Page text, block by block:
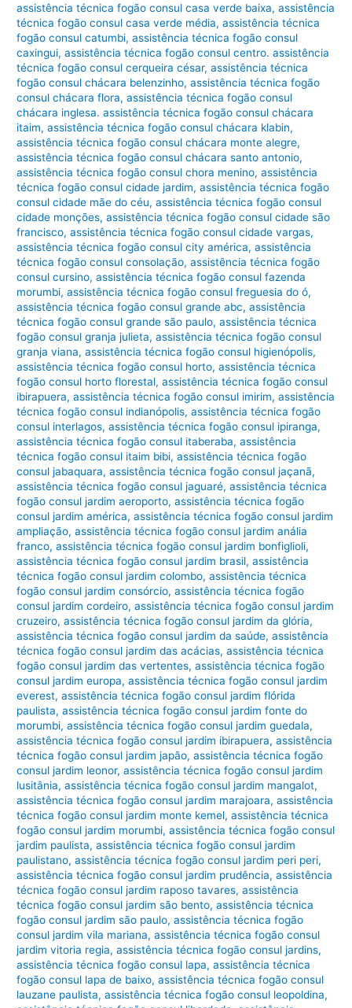
assistência técnica fogão consul casa verde baixa,assistência
técnica fogão consul casa verde média,assistência técnica
fogão consul catumbi,assistência técnica fogão consul
caxingui,assistência técnica fogão consul centro. assistência
técnica fogão consul cerqueira césar,assistência técnica
fogão consul chácara belenzinho,assistência técnica fogão
consul chácara flora,assistência técnica fogão consul
chácara inglesa. assistência técnica fogão consul chácara
itaim,assistência técnica fogão consul chácara klabin,
assistência técnica fogão consul chácara monte alegre,
assistência técnica fogão consul chácara santo antonio,
assistência técnica fogão consul chora menino,assistência
técnica fogão consul cidade jardim,assistência técnica fogão
consul cidade mãe do céu,assistência técnica fogão consul
cidade monções,assistência técnica fogão consul cidade são
francisco,assistência técnica fogão consul cidade vargas,
assistência técnica fogão consul city américa,assistência
técnica fogão consul consolação,assistência técnica fogão
consul cursino,assistência técnica fogão consul fazenda
morumbi,assistência técnica fogão consul freguesia do ó,
assistência técnica fogão consul grande abc,assistência
técnica fogão consul grande são paulo,assistência técnica
fogão consul granja julieta,assistência técnica fogão consul
granja viana,assistência técnica fogão consul higienópolis,
assistência técnica fogão consul horto,assistência técnica
fogão consul horto florestal,assistência técnica fogão consul
ibirapuera,assistência técnica fogão consul imirim,assistência
técnica fogão consul indianópolis,assistência técnica fogão
consul interlagos,assistência técnica fogão consul ipiranga,
assistência técnica fogão consul itaberaba,assistência
técnica fogão consul itaim bibi,assistência técnica fogão
consul jabaquara,assistência técnica fogão consul jaçanã,
assistência técnica fogão consul jaguaré,assistência técnica
fogão consul jardim aeroporto,assistência técnica fogão
consul jardim américa,assistência técnica fogão consul jardim
ampliação,assistência técnica fogão consul jardim anália
franco,assistência técnica fogão consul jardim bonfiglioli,
assistência técnica fogão consul jardim brasil,assistência
técnica fogão consul jardim colombo,assistência técnica
fogão consul jardim consórcio,assistência técnica fogão
consul jardim cordeiro,assistência técnica fogão consul jardim
cruzeiro,assistência técnica fogão consul jardim da glória,
assistência técnica fogão consul jardim da saúde,assistência
técnica fogão consul jardim das acácias,assistência técnica
fogão consul jardim das vertentes,assistência técnica fogão
consul jardim europa,assistência técnica fogão consul jardim
everest,assistência técnica fogão consul jardim flórida
paulista,assistência técnica fogão consul jardim fonte do
morumbi,assistência técnica fogão consul jardim guedala,
assistência técnica fogão consul jardim ibirapuera,assistência
técnica fogão consul jardim japão,assistência técnica fogão
consul jardim leonor,assistência técnica fogão consul jardim
lusitânia,assistência técnica fogão consul jardim mangalot,
assistência técnica fogão consul jardim marajoara,assistência
técnica fogão consul jardim monte kemel,assistência técnica
fogão consul jardim morumbi,assistência técnica fogão consul
jardim paulista,assistência técnica fogão consul jardim
paulistano,assistência técnica fogão consul jardim peri peri,
assistência técnica fogão consul jardim prudência,assistência
técnica fogão consul jardim raposo tavares,assistência
técnica fogão consul jardim são bento,assistência técnica
fogão consul jardim são paulo,assistência técnica fogão
consul jardim vila mariana,assistência técnica fogão consul
jardim vitoria regia,assistência técnica fogão consul jardins,
assistência técnica fogão consul lapa,assistência técnica
fogão consul lapa de baixo,assistência técnica fogão consul
lauzane paulista,assistência técnica fogão consul leopoldina,